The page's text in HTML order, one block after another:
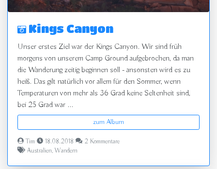
Kings Canyon
Unser erstes Ziel war der Kings Canyon. Wir sind früh
morgens von unserem Camp Ground aufgebrochen, da man
die Wanderung zeitig beginnen soll - ansonsten wird es zu
heiß. Das gilt natürlich vor allem für den Sommer, wenn
Temperaturen von mehr als 36 Grad keine Seltenheit sind,
bei 25 Grad war ...
zum Album
Tim 18.08.2018
2 Kommentare
Australien, Wandern